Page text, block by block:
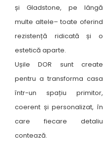
și Gladstone, pe lângă
multe altele– toate oferind
rezistență ridicată și o
estetică aparte.
Ușile DOR sunt create
pentru a transforma casa
într-un spațiu primitor,
coerent și personalizat, în
care fiecare detaliu
contează.